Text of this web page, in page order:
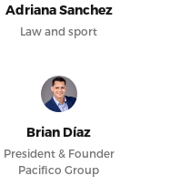
Adriana Sanchez
Law and sport
Brian Díaz
President & Founder
Pacifico Group